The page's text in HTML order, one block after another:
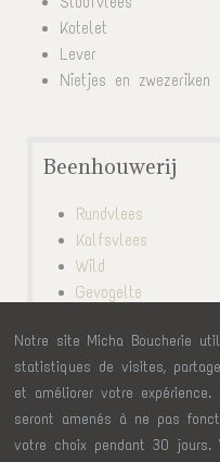
Kotelet
Lever
Nietjes en zwezeriken
Beenhouwerij
Rundvlees
Kalfsvlees
Wild
Gevogelte
Varkensvlees
Onze “kookklare”
Micha • Délices des
Notre site Micha Boucherie
statistiques de visites,
et améliorer votre
seront amenés à ne pas
votre choix pendant 30 jours.